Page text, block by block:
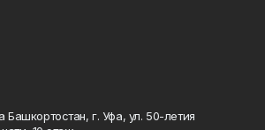
Башкортостан, г. Уфа, ул. 50-летия